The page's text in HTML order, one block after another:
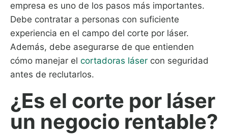
empresa es uno de los pasos más importantes.
Debe contratar a personas con suficiente
experiencia en el campo del corte por láser.
Además, debe asegurarse de que entienden
cómo manejar el cortadoras láser con seguridad
antes de reclutarlos.
¿Es el corte por láser
un negocio rentable?